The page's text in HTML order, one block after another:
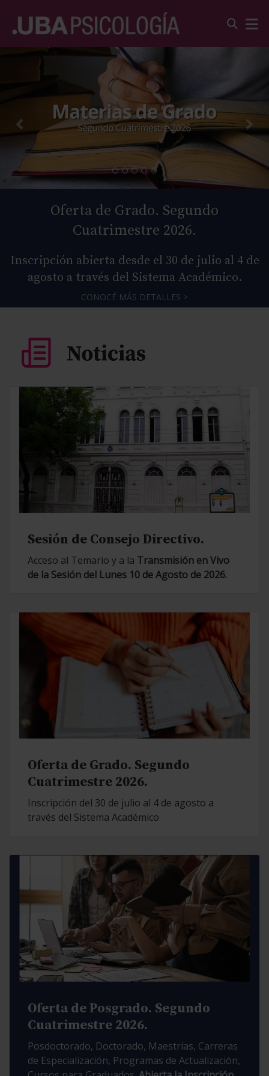
Oferta de Grado. Segundo
Cuatrimestre 2026.
Inscripción abierta desde el 30 de julio al 4 de
agosto a través del Sistema Académico.
CONOCÉ MÁS DETALLES >
Sesión de Consejo Directivo.
Acceso al Temario y a la Transmisión en Vivo
de la Sesión del Lunes 10 de Agosto de 2026.
Oferta de Grado. Segundo
Cuatrimestre 2026.
Inscripción del 30 de julio al 4 de agosto a
través del Sistema Académico
Oferta de Posgrado. Segundo
Cuatrimestre 2026.
Posdoctorado, Doctorado, Maestrías, Carreras
de Especialización, Programas de Actualización,